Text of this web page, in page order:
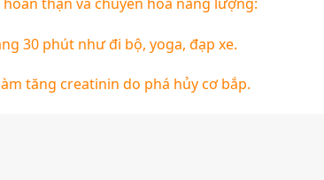
30 phút như đi bộ, yoga, đạp xe.
tăng creatinin do phá hủy cơ bắp.